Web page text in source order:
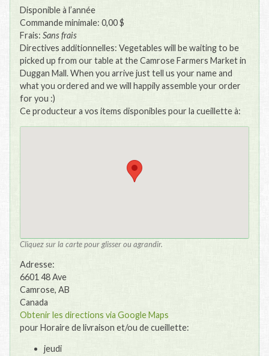
Disponible à l’année
Commande minimale: 0,00 $
Frais: Sans frais
Directives additionnelles: Vegetables will be waiting to be
picked up from our table at the Camrose Farmers Market in
Duggan Mall. When you arrive just tell us your name and
what you ordered and we will happily assemble your order
for you :)
Ce producteur a vos items disponibles pour la cueillette à:
Cliquez sur la carte pour glisser ou agrandir.
Adresse:
6601 48 Ave
Camrose, AB
Canada
Obtenir les directions via Google Maps
pour Horaire de livraison et/ou de cueillette:
jeudi